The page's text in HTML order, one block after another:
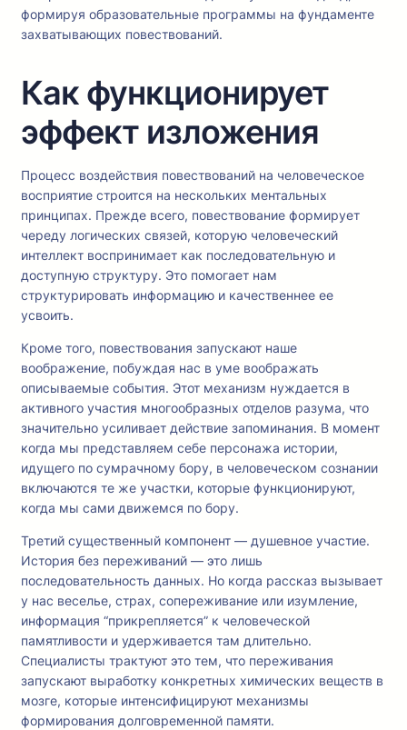
формируя образовательные программы на фундаменте
захватывающих повествований.
Как функционирует
эффект изложения
Процесс воздействия повествований на человеческое
восприятие строится на нескольких ментальных
принципах. Прежде всего, повествование формирует
череду логических связей, которую человеческий
интеллект воспринимает как последовательную и
доступную структуру. Это помогает нам
структурировать информацию и качественнее ее
усвоить.
Кроме того, повествования запускают наше
воображение, побуждая нас в уме воображать
описываемые события. Этот механизм нуждается в
активного участия многообразных отделов разума, что
значительно усиливает действие запоминания. В момент
когда мы представляем себе персонажа истории,
идущего по сумрачному бору, в человеческом сознании
включаются те же участки, которые функционируют,
когда мы сами движемся по бору.
Третий существенный компонент — душевное участие.
История без переживаний — это лишь
последовательность данных. Но когда рассказ вызывает
у нас веселье, страх, сопереживание или изумление,
информация “прикрепляется” к человеческой
памятливости и удерживается там длительно.
Специалисты трактуют это тем, что переживания
запускают выработку конкретных химических веществ в
мозге, которые интенсифицируют механизмы
формирования долговременной памяти.